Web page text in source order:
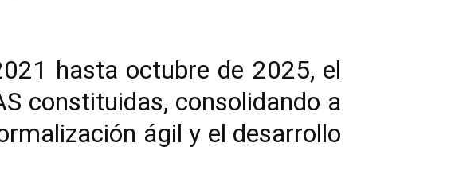
hasta octubre de 2025, el
constituidas, consolidando a
ágil y el desarrollo